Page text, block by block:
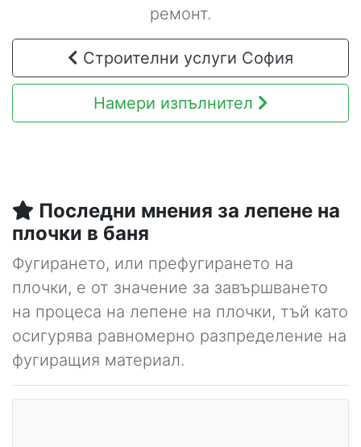
ремонт.
Строителни услуги София
Намери изпълнител
Последни мнения за лепене на
плочки в баня
Фугирането, или префугирането на
плочки, е от значение за завършването
на процеса на лепене на плочки, тъй като
осигурява равномерно разпределение на
фугиращия материал.